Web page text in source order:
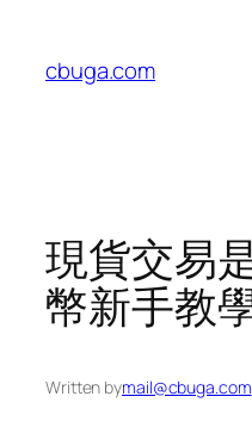
content
cbuga.com
現貨交易
幣新手教
Written bymail@cbuga.com